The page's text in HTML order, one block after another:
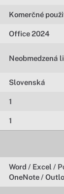
Komerčné
Office 2024
Neobmedzená
Slovenská
1
1
Word / Excel /
OneNote /